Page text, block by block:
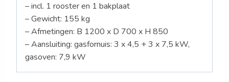
– incl. 1 rooster en 1 bakplaat
– Gewicht: 155 kg
– Afmetingen: B 1200 x D 700 x H 850
– Aansluiting: gasfornuis: 3 x 4,5 + 3 x 7,5 kW,
gasoven: 7,9 kW